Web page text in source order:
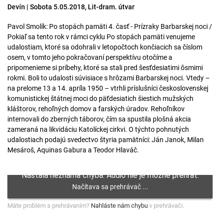
Devín | Sobota 5.05.2018, Lit-dram. útvar
Pavol Smolík: Po stopách pamäti 4. časť - Prízraky Barbarskej noci /
Pokiaľ sa tento rok v rámci cyklu Po stopách pamäti venujeme
udalostiam, ktoré sa odohrali v letopočtoch končiacich sa číslom
osem, v tomto jeho pokračovaní perspektívu otočíme a
pripomenieme si príbehy, ktoré sa stali pred šesťdesiatimi ôsmimi
rokmi. Boli to udalosti súvisiace s hrôzami Barbarskej noci. Vtedy –
na prelome 13 a 14. apríla 1950 – vtrhli príslušníci československej
komunistickej štátnej moci do päťdesiatich šiestich mužských
kláštorov, rehoľných domov a farských úradov. Rehoľníkov
internovali do zberných táborov, čím sa spustila plošná akcia
zameraná na likvidáciu Katolíckej cirkvi. O týchto pohnutých
udalostiach podajú svedectvo štyria pamätníci: Ján Janok, Milan
Mesároš, Aquinas Gabura a Teodor Hlaváč.
Máte problém s prehrávaním? Nahláste nám chybu v prehrávači.